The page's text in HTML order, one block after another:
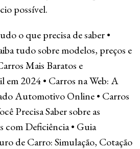
possível.
o que precisa de saber•
tudo sobre modelos, preços e
Mais Baratos e
em 2024• Carros na Web: A
Automotivo Online• Carros
Precisa Saber sobre as
com Deficiência• Guia
de Carro: Simulação, Cotação